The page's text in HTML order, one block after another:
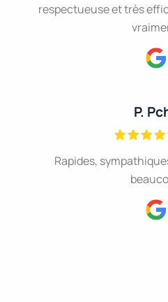
respectueuse et très
P.
Rapides,